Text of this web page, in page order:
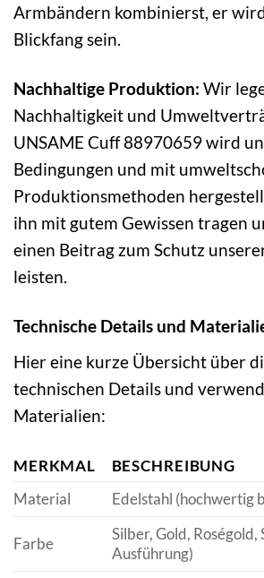
Armbändern kombinierst, er
Blickfang sein.
Nachhaltige Produktion: Wir
Nachhaltigkeit und
UNSAME Cuff 88970659 wird
Bedingungen und mit
Produktionsmethoden
ihn mit gutem Gewissen tragen
einen Beitrag zum Schutz
leisten.
Technische Details und
Hier eine kurze Übersicht über
technischen Details und
Materialien:
MERKMAL
BESCHREIBUNG
Material
Edelstahl (hochwertig
Farbe
Silber, Gold, Roségold,
Ausführung)